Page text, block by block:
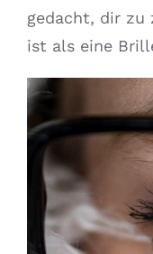
gedacht, dir zu
ist als eine